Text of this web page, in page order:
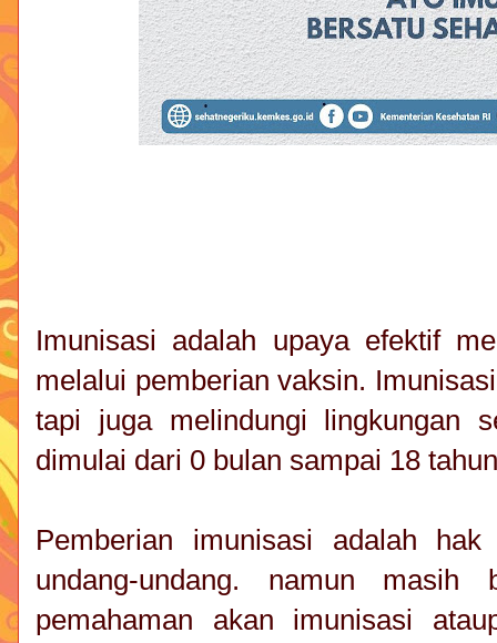
Imunisasi adalah upaya efektif
melalui pemberian vaksin.
tapi juga melindungi lingkungan
dimulai dari 0 bulan sampai 18
Pemberian imunisasi adalah
undang-undang. namun
pemahaman akan imunisasi